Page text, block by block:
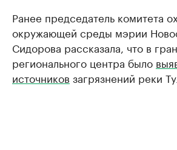
Ранее председатель комитета
окружающей среды мэрии
Сидорова рассказала, что в
регионального центра было
источников загрязнений реки